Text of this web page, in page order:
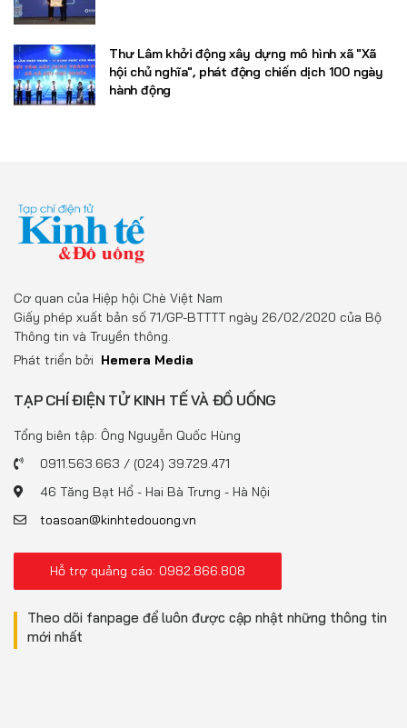
Thư Lâm khởi động xây dựng mô hình xã "Xã
hội chủ nghĩa", phát động chiến dịch 100 ngày
hành động
Cơ quan của Hiệp hội Chè Việt Nam
Giấy phép xuất bản số 71/GP-BTTTT ngày 26/02/2020 của Bộ
Thông tin và Truyền thông.
Phát triển bởi Hemera Media
TẠP CHÍ ĐIỆN TỬ KINH TẾ VÀ ĐỒ UỐNG
Tổng biên tập: Ông Nguyễn Quốc Hùng
0911.563.663 / (024) 39.729.471
46 Tăng Bạt Hổ - Hai Bà Trưng - Hà Nội
toasoan@kinhtedouong.vn
Hỗ trợ quảng cáo: 0982.866.808
Theo dõi fanpage để luôn được cập nhật những thông tin
mới nhất